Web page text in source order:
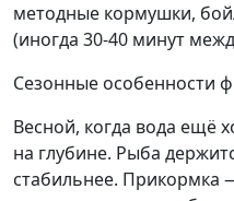
методные кормушки,
(иногда 30-40 минут
Сезонные особенности
Весной, когда вода ещё
на глубине. Рыба
стабильнее. Прикормка